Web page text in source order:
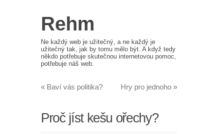
Rehm
Ne každý web je užitečný, a ne každý je
užitečný tak, jak by tomu mělo být. A když tedy
někdo potřebuje skutečnou internetovou pomoc,
potřebuje náš web.
« Baví vás politika? Hry pro jednoho »
Proč jíst kešu ořechy?